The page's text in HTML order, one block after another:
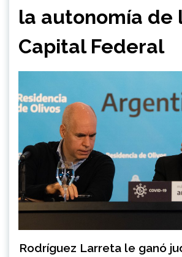
la autonomía de
Capital Federal
Rodríguez Larreta le ganó